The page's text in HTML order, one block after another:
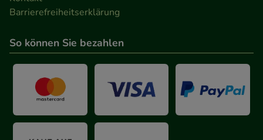
Barrierefreiheitserklärung
So können Sie bezahlen